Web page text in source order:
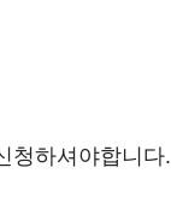
청하셔야합니다.